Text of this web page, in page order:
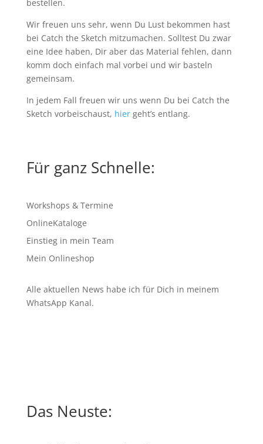
bestellen.
Wir freuen uns sehr, wenn Du Lust bekommen hast
bei Catch the Sketch mitzumachen. Solltest Du zwar
eine Idee haben, Dir aber das Material fehlen, dann
komm doch einfach mal vorbei und wir basteln
gemeinsam.
In jedem Fall freuen wir uns wenn Du bei Catch the
Sketch vorbeischaust, hiergeht’s entlang.
Für ganz Schnelle:
Workshops & Termine
OnlineKataloge
Einstieg in mein Team
Mein Onlineshop
Alle aktuellen News habe ich für Dich in meinem
WhatsApp Kanal.
Das Neuste: